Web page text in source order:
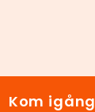
Kom igång